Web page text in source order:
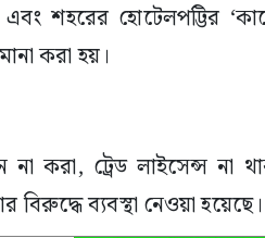
এবং শহরের হোটেলপট্টির
করা হয়।
না করা, ট্রেড লাইসেন্স না
ব্যবস্থা নেওয়া হয়েছে।